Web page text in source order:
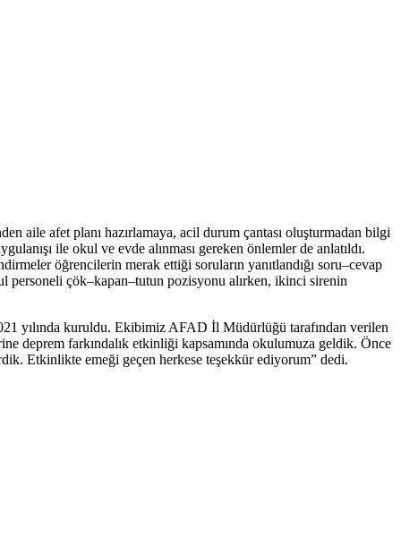
aile afet planı hazırlamaya, acil durum çantası oluşturmadan bilgi
ile okul ve evde alınması gereken önlemler de anlatıldı.
öğrencilerin merak ettiği soruların yanıtlandığı soru–cevap
personeli çök–kapan–tutun pozisyonu alırken, ikinci sirenin
yılında kuruldu. Ekibimiz AFAD İl Müdürlüğü tarafından verilen
deprem farkındalık etkinliği kapsamında okulumuza geldik. Önce
Etkinlikte emeği geçen herkese teşekkür ediyorum” dedi.